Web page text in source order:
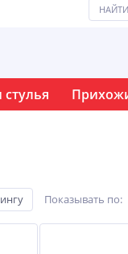
Показывать по: